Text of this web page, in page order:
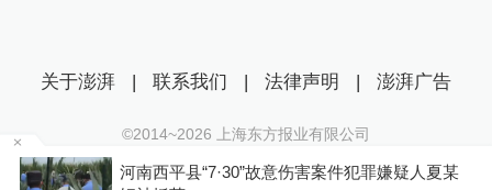
人夏某
伊朗媒体发布伊朗最高领袖视频
关于澎湃 | 联系我们 | 法律声明 | 澎湃广告
©2014~2026 上海东方报业有限公司
沪ICP证：沪B2-20170116 | 沪ICP备14003370号